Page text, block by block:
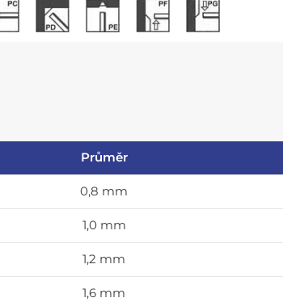
Průměr
0,8 mm
1,0 mm
1,2 mm
1,6 mm